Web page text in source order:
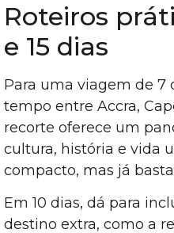
Roteiros
e 15 dias
Para uma viagem de 7
tempo entre Accra,
recorte oferece um
cultura, história e vida
compacto, mas já
Em 10 dias, dá para
destino extra, como a